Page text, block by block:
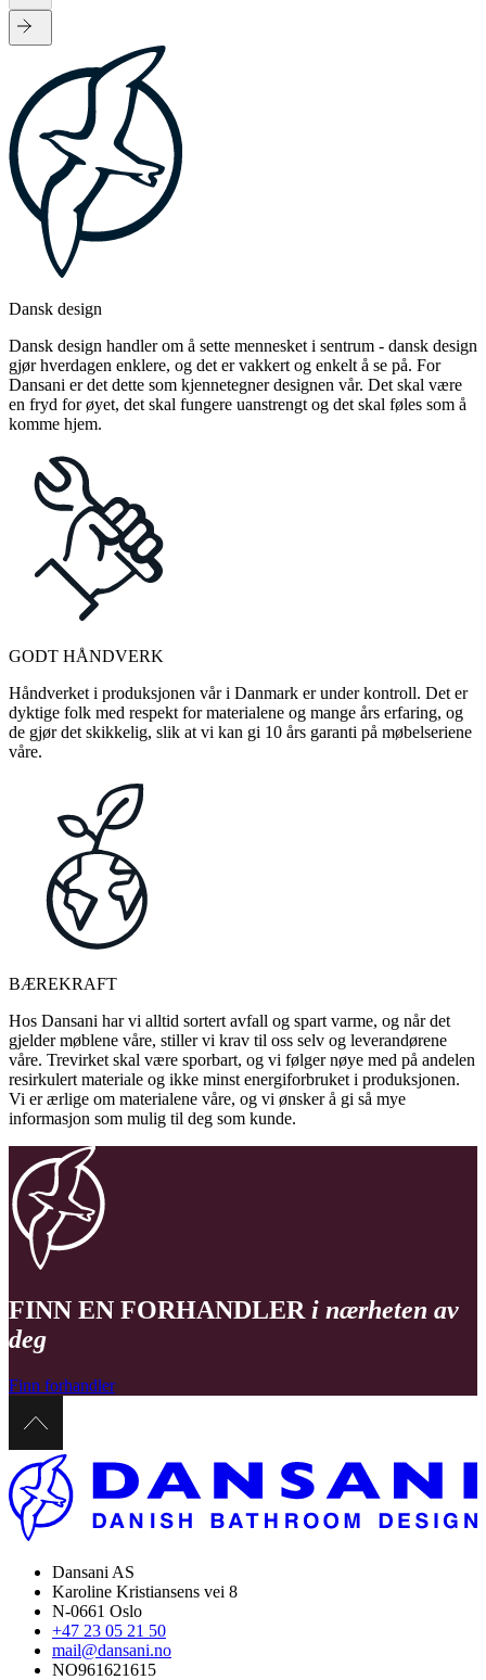
Dansk design
Dansk design handler om å sette mennesket i sentrum - dansk design
gjør hverdagen enklere, og det er vakkert og enkelt å se på. For
Dansani er det dette som kjennetegner designen vår. Det skal være
en fryd for øyet, det skal fungere uanstrengt og det skal føles som å
komme hjem.
GODT HÅNDVERK
Håndverket i produksjonen vår i Danmark er under kontroll. Det er
dyktige folk med respekt for materialene og mange års erfaring, og
de gjør det skikkelig, slik at vi kan gi 10 års garanti på møbelseriene
våre.
BÆREKRAFT
Hos Dansani har vi alltid sortert avfall og spart varme, og når det
gjelder møblene våre, stiller vi krav til oss selv og leverandørene
våre. Trevirket skal være sporbart, og vi følger nøye med på andelen
resirkulert materiale og ikke minst energiforbruket i produksjonen.
Vi er ærlige om materialene våre, og vi ønsker å gi så mye
informasjon som mulig til deg som kunde.
FINN EN FORHANDLER i nærheten av
deg
Finn forhandler
Dansani AS
Karoline Kristiansens vei 8
N-0661 Oslo
+47 23 05 21 50
mail@dansani.no
NO961621615